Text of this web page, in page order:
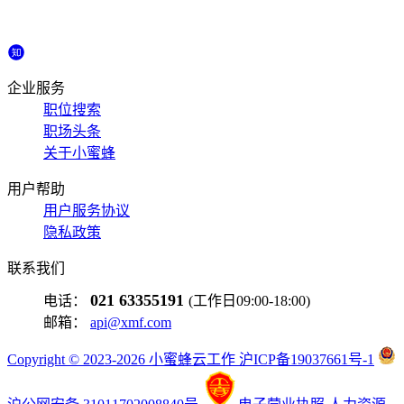
企业服务
职位搜索
职场头条
关于小蜜蜂
用户帮助
用户服务协议
隐私政策
联系我们
电话： 021 63355191 (工作日09:00-18:00)
邮箱： api@xmf.com
Copyright © 2023-2026 小蜜蜂云工作 沪ICP备19037661号-1